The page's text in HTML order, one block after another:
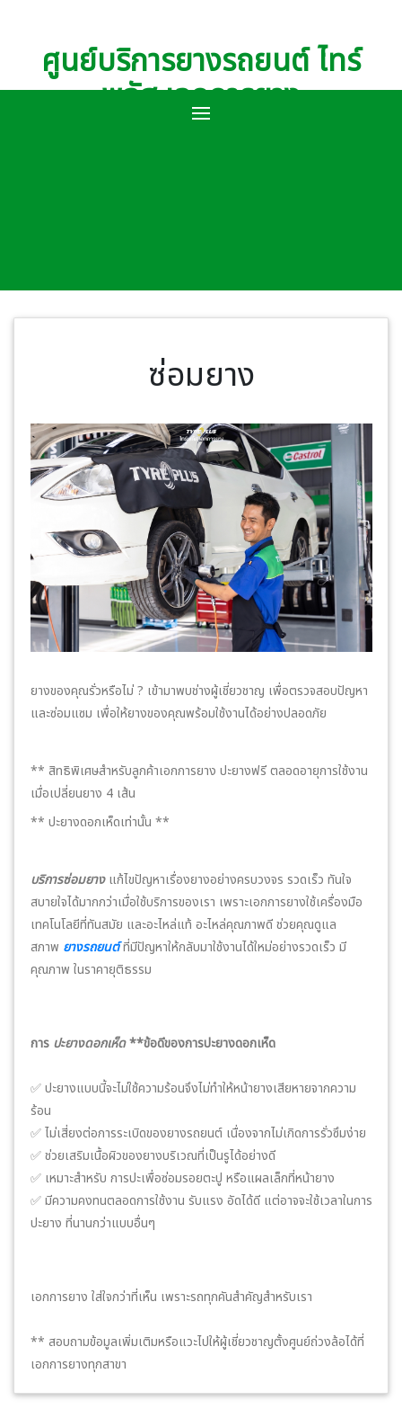
ศูนย์บริการยางรถยนต์ ไทร์
พลัส เอกการยาง
ซ่อมยาง
ยางของคุณรั่วหรือไม่ ? เข้ามาพบช่างผู้เชี่ยวชาญ เพื่อตรวจสอบปัญหา
และซ่อมแซม เพื่อให้ยางของคุณพร้อมใช้งานได้อย่างปลอดภัย
** สิทธิพิเศษสำหรับลูกค้าเอกการยาง ปะยางฟรี ตลอดอายุการใช้งาน
เมื่อเปลี่ยนยาง 4 เส้น
** ปะยางดอกเห็ดเท่านั้น **
บริการซ่อมยางแก้ไขปัญหาเรื่องยางอย่างครบวงจร รวดเร็ว ทันใจ
สบายใจได้มากกว่าเมื่อใช้บริการของเรา เพราะเอกการยางใช้เครื่องมือ
เทคโนโลยีที่ทันสมัย และอะไหล่แท้ อะไหล่คุณภาพดี ช่วยคุณดูแล
สภาพ ยางรถยนต์ ที่มีปัญหาให้กลับมาใช้งานได้ใหม่อย่างรวดเร็ว มี
คุณภาพ ในราคายุติธรรม
การ ปะยางดอกเห็ด**ข้อดีของการปะยางดอกเห็ด
✅ ปะยางแบบนี้จะไม่ใช้ความร้อนจึงไม่ทำให้หน้ายางเสียหายจากความ
ร้อน
✅ ไม่เสี่ยงต่อการระเบิดของยางรถยนต์ เนื่องจากไม่เกิดการรั่วซึมง่าย
✅ ช่วยเสริมเนื้อผิวของยางบริเวณที่เป็นรูได้อย่างดี
✅ เหมาะสำหรับ การปะเพื่อซ่อมรอยตะปู หรือแผลเล็กที่หน้ายาง
✅ มีความคงทนตลอดการใช้งาน รับแรง อัดได้ดี แต่อาจจะใช้เวลาในการ
ปะยาง ที่นานกว่าแบบอื่นๆ
เอกการยาง ใส่ใจกว่าที่เห็น เพราะรถทุกคันสำคัญสำหรับเรา
** สอบถามข้อมูลเพิ่มเติมหรือแวะไปให้ผู้เชี่ยวชาญตั้งศูนย์ถ่วงล้อได้ที่
เอกการยางทุกสาขา